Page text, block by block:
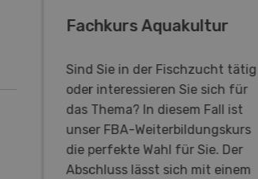
Fachkurs Aquakultur
Sind Sie in der Fischzucht tätig
oder interessieren Sie sich für
das Thema? In diesem Fall ist
unser FBA-Weiterbildungskurs
die perfekte Wahl für Sie. Der
Abschluss lässt sich mit einem